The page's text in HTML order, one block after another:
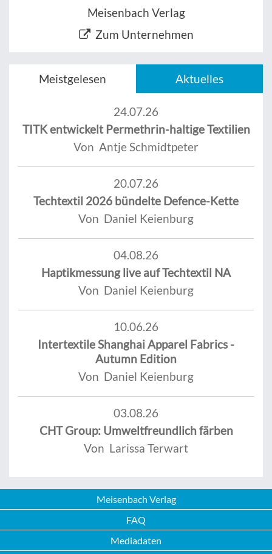
Meisenbach Verlag
Zum Unternehmen
Meistgelesen Aktuelles
24.07.26
TITK entwickelt Permethrin-haltige Textilien
Von Antje Schmidtpeter
20.07.26
Techtextil 2026 bündelte Defence-Kette
Von Daniel Keienburg
04.08.26
Haptikmessung live auf Techtextil NA
Von Daniel Keienburg
10.06.26
Intertextile Shanghai Apparel Fabrics -
Autumn Edition
Von Daniel Keienburg
03.08.26
CHT Group: Umweltfreundlich färben
Von Larissa Terwart
Meisenbach Verlag
FAQ
Mediadaten